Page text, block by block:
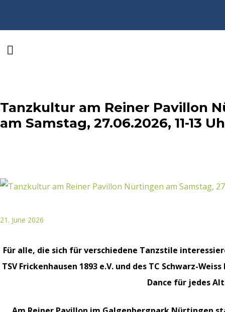
Tanzkultur am Reiner Pavillon
am Samstag, 27.06.2026, 11-13
21. June 2026
Für alle, die sich für verschiedene Tanzstile
TSV Frickenhausen 1893 e.V. und des TC Schwarz-
Dance für jedes